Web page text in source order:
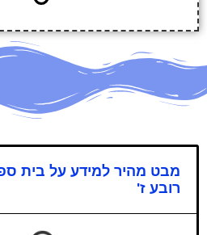
מבט מהיר למידע על בית
רובע ז'